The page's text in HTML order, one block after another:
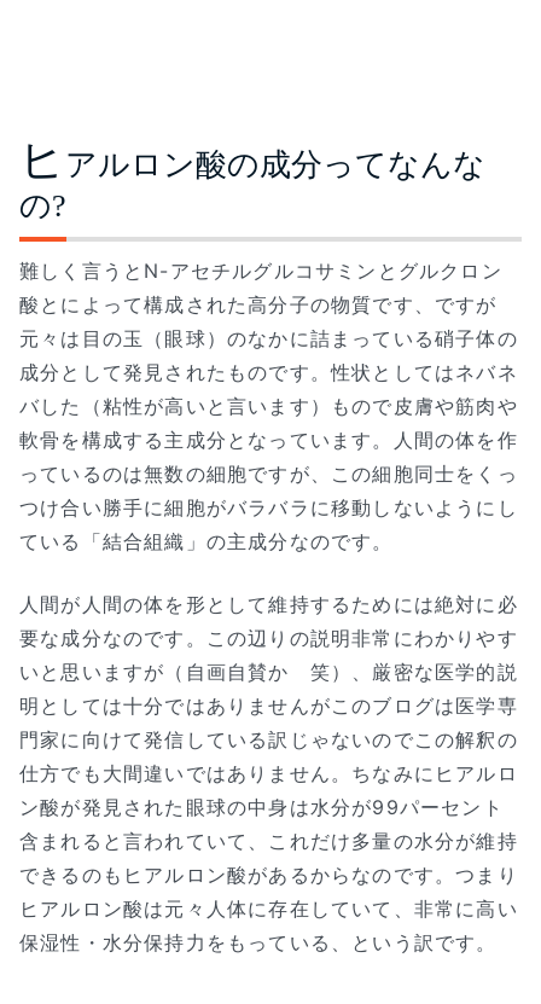
ヒ アルロン酸の成分ってなんな
の?
難しく言うとN-アセチルグルコサミンとグルクロン
酸とによって構成された高分子の物質です、ですが
元々は目の玉（眼球）のなかに詰まっている硝子体の
成分として発見されたものです。性状としてはネバネ
バした（粘性が高いと言います）もので皮膚や筋肉や
軟骨を構成する主成分となっています。人間の体を作
っているのは無数の細胞ですが、この細胞同士をくっ
つけ合い勝手に細胞がバラバラに移動しないようにし
ている「結合組織」の主成分なのです。
人間が人間の体を形として維持するためには絶対に必
要な成分なのです。この辺りの説明非常にわかりやす
いと思いますが（自画自賛か 笑）、厳密な医学的説
明としては十分ではありませんがこのブログは医学専
門家に向けて発信している訳じゃないのでこの解釈の
仕方でも大間違いではありません。ちなみにヒアルロ
ン酸が発見された眼球の中身は水分が99パーセント
含まれると言われていて、これだけ多量の水分が維持
できるのもヒアルロン酸があるからなのです。つまり
ヒアルロン酸は元々人体に存在していて、非常に高い
保湿性・水分保持力をもっている、という訳です。